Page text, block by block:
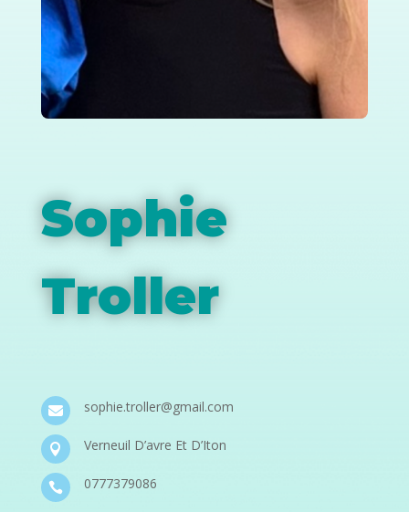
Sophie
Troller
 sophie.troller@gmail.com
 Verneuil D’avre Et D’Iton
 0777379086